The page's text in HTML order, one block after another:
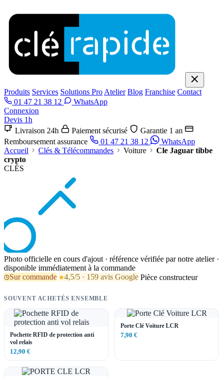
Produits Services Solutions Pro Atelier Blog Franchise Contact
01 47 21 38 12
WhatsApp
Connexion
Devis 1h
Livraison 24h
Paiement sécurisé
Garantie 1 an
Remboursement assurance
01 47 21 38 12
WhatsApp
Accueil
Clés & Télécommandes Voiture
Cle Jaguar tibbe
crypto
CLÉS
Photo officielle en cours d'ajout · référence vérifiée par notre atelier ·
disponible immédiatement à la commande
Sur commande
4,5/5 · 159 avis Google Pièce constructeur
SOUVENT ACHETÉS ENSEMBLE
Pochette RFID de protection anti
vol relais
12,90 €
Porte Clé Voiture LCR
7,90 €